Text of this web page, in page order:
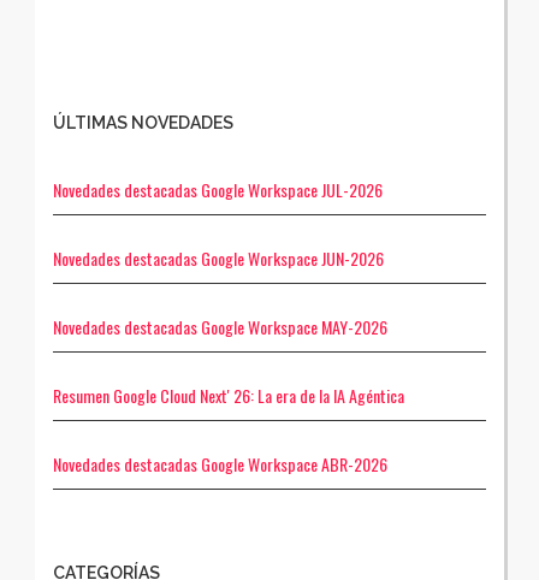
ÚLTIMAS NOVEDADES
Novedades destacadas Google Workspace JUL-2026
Novedades destacadas Google Workspace JUN-2026
Novedades destacadas Google Workspace MAY-2026
Resumen Google Cloud Next' 26: La era de la IA Agéntica
Novedades destacadas Google Workspace ABR-2026
CATEGORÍAS